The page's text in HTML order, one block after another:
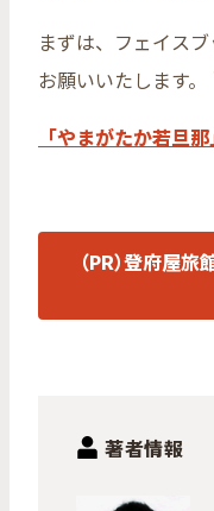
まずは、フェイスブ
お願いいたします。
「やまがたか若
（PR）登府屋
著者情報